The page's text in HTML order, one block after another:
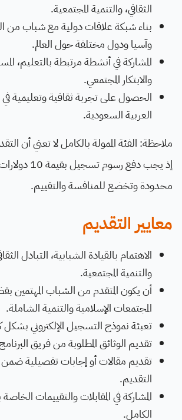
الثقافي، والتنمية المجتمعية.
بناء شبكة علاقات دولية مع شباب من
وآسيا ودول مختلفة حول العالم.
المشاركة في أنشطة مرتبطة بالتعليم،
والابتكار المجتمعي.
الحصول على تجربة ثقافية وتعليمية في
العربية السعودية.
ملاحظة: الفئة الممولة بالكامل لا تعني أن
إذ يجب دفع رسوم
محدودة وتخضع للمنافسة والتقييم.
معايير التقديم
الاهتمام بالقيادة الشبابية، التبادل
والتنمية المجتمعية.
أن يكون المتقدم من الشباب المهتمين
المجتمعات الإسلامية والتنمية الشاملة.
تعبئة نموذج التسجيل الإلكتروني
تقديم الوثائق المطلوبة من فريق
تقديم مقالات أو إجابات تفصيلية
التقديم.
المشاركة في المقابلات والتقييمات
الكامل.